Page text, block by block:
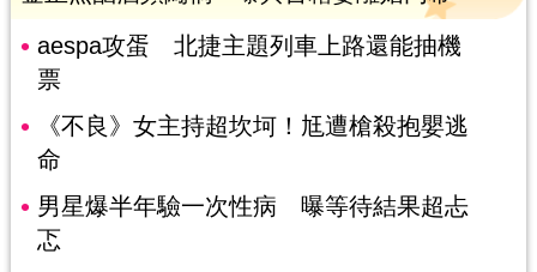
aespa攻蛋 北捷主題列車上路還能抽機
票
《不良》女主持超坎坷！尪遭槍殺抱嬰逃
命
男星爆半年驗一次性病 曝等待結果超忐
忑